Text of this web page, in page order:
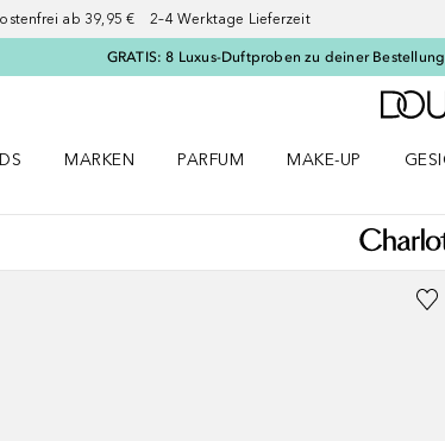
ab 39,95 € 2–4 Werktage Lieferzeit
GRATIS: 8 Luxus-Duftproben zu deiner
MARKEN
PARFUM
MAKE-UP